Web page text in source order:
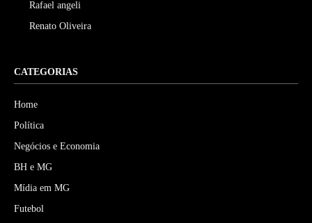
Rafael angeli
Renato Oliveira
CATEGORIAS
Home
Política
Negócios e Economia
BH e MG
Mídia em MG
Futebol